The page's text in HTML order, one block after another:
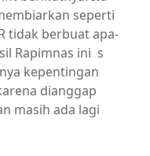
seperti
tidak berbuat apa-
Rapimnas ini s
kepentingan
dianggap
masih ada lagi